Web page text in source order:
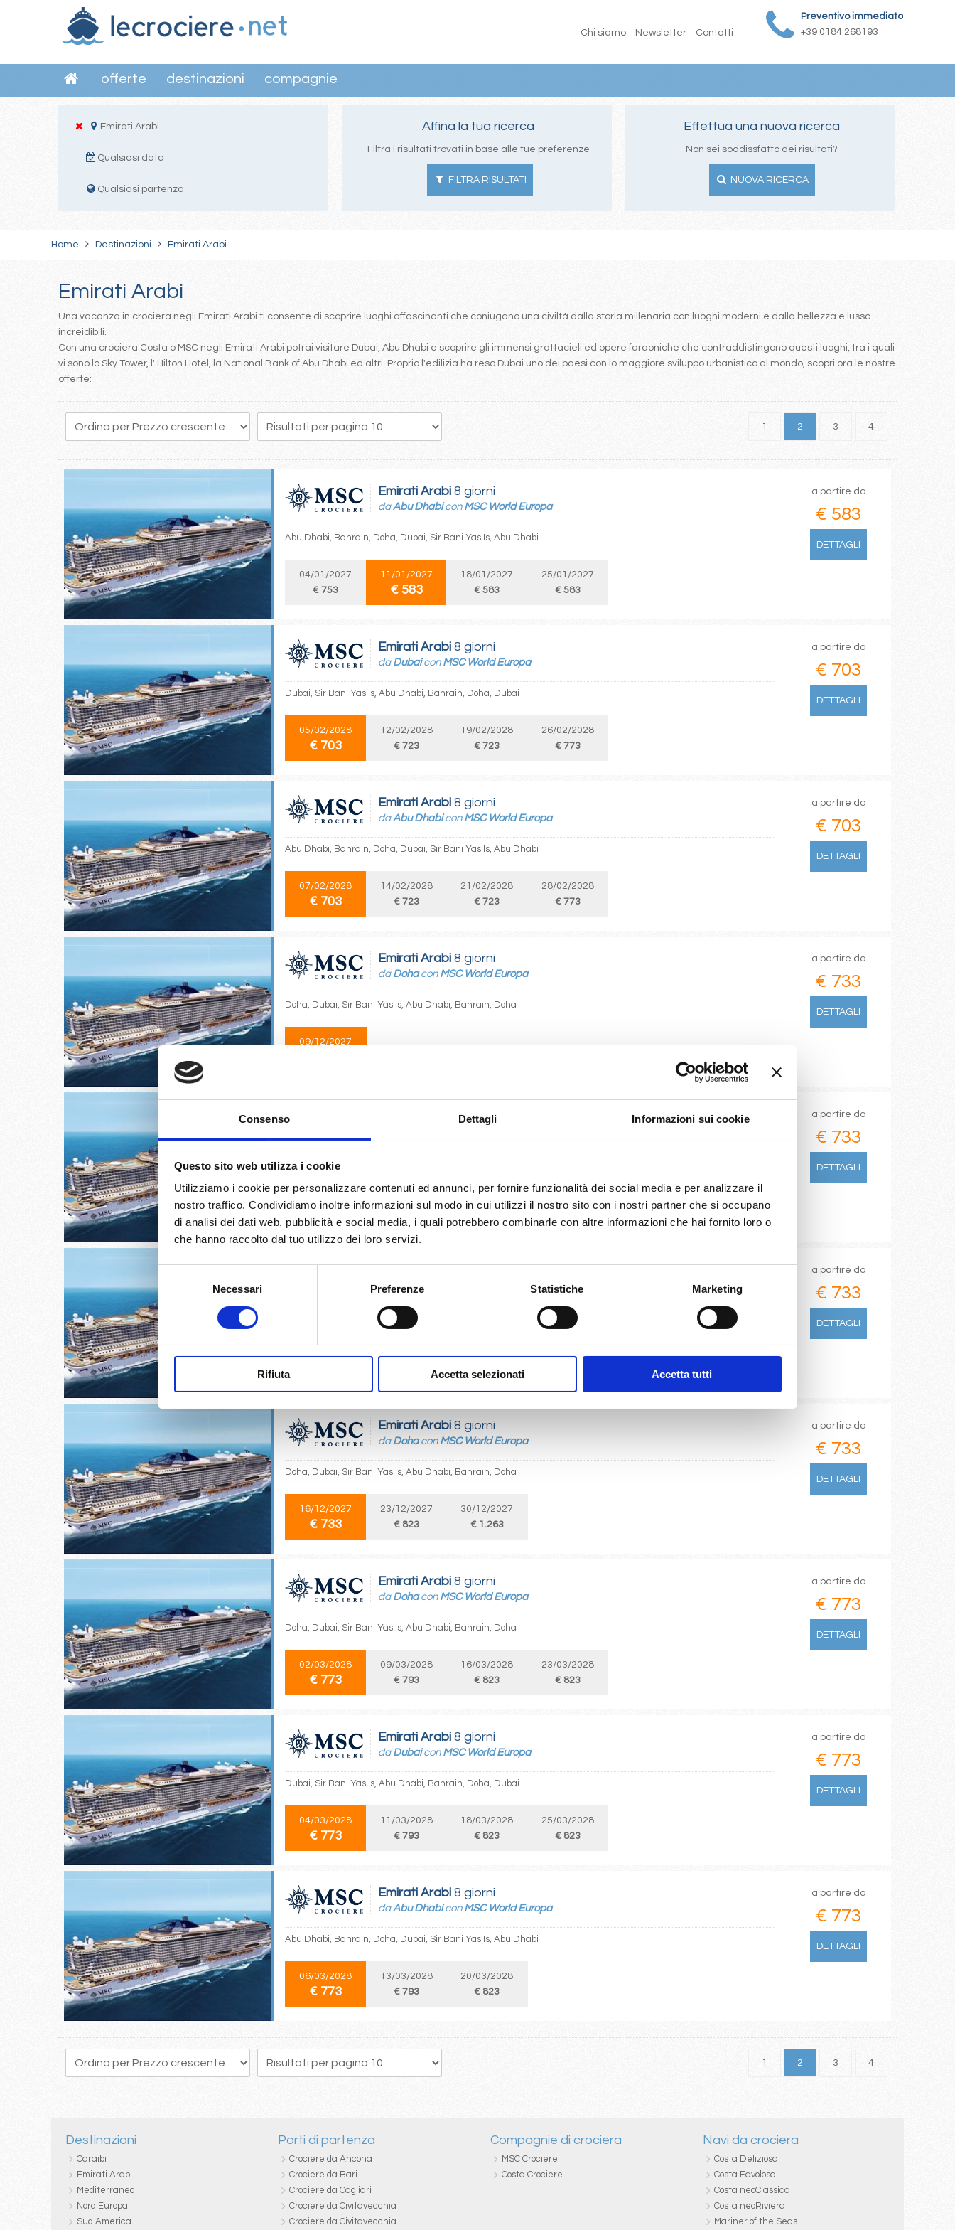
Consenso Dettagli Informazioni sui cookie
Questo sito web utilizza i cookie
Utilizziamo i cookie per personalizzare contenuti ed annunci, per fornire funzionalità dei social media e per analizzare il
nostro traffico. Condividiamo inoltre informazioni sul modo in cui utilizzi il nostro sito con i nostri partner che si occupano
di analisi dei dati web, pubblicità e social media, i quali potrebbero combinarle con altre informazioni che hai fornito loro o
che hanno raccolto dal tuo utilizzo dei loro servizi.
del
consenso
Necessari Preferenze Statistiche Marketing
Rifiuta Accetta selezionati Accetta tutti
Preventivo immediato
+39 0184 268193
Chi siamo Newsletter Contatti
offerte destinazioni compagnie
Emirati Arabi
Qualsiasi data
Qualsiasi partenza
Affina la tua ricerca
Filtra i risultati trovati in base alle tue preferenze
FILTRA RISULTATI
Effettua una nuova ricerca
Non sei soddissfatto dei risultati?
NUOVA RICERCA
Home Destinazioni Emirati Arabi
Emirati Arabi
Una vacanza in crociera negli Emirati Arabi ti consente di scoprire luoghi affascinanti che coniugano una civiltà dalla storia millenaria con luoghi moderni e dalla bellezza e lusso
increidibili.
Con una crociera Costa o MSC negli Emirati Arabi potrai visitare Dubai, Abu Dhabi e scoprire gli immensi grattacieli ed opere faraoniche che contraddistingono questi luoghi, tra i quali
vi sono lo Sky Tower, l' Hilton Hotel, la National Bank of Abu Dhabi ed altri. Proprio l'edilizia ha reso Dubai uno dei paesi con lo maggiore sviluppo urbanistico al mondo, scopri ora le nostre
offerte:
1 2 3 4
Emirati Arabi 8 giorni
daAbu Dhabicon MSC World Europa
Abu Dhabi, Bahrain, Doha, Dubai, Sir Bani Yas Is, Abu Dhabi
04/01/2027
€ 753
11/01/2027
€ 583
18/01/2027
€ 583
25/01/2027
€ 583
a partire da
€ 583
DETTAGLI
Emirati Arabi 8 giorni
da Dubaicon MSC World Europa
Dubai, Sir Bani Yas Is, Abu Dhabi, Bahrain, Doha, Dubai
05/02/2028
€ 703
12/02/2028
€ 723
19/02/2028
€ 723
26/02/2028
€ 773
a partire da
€ 703
DETTAGLI
Emirati Arabi 8 giorni
daAbu Dhabicon MSC World Europa
Abu Dhabi, Bahrain, Doha, Dubai, Sir Bani Yas Is, Abu Dhabi
07/02/2028
€ 703
14/02/2028
€ 723
21/02/2028
€ 723
28/02/2028
€ 773
a partire da
€ 703
DETTAGLI
Emirati Arabi 8 giorni
da Dohacon MSC World Europa
Doha, Dubai, Sir Bani Yas Is, Abu Dhabi, Bahrain, Doha
09/12/2027
a partire da
€ 733
DETTAGLI
8 giorni
Dubai, Sir Bani Yas Is, Abu Dhabi, Bahrain, Doha, Dubai
€ 733
a partire da
€ 733
DETTAGLI
Emirati Arabi8 giorni
daAbu Dhabi MSC World Europa
Abu Dhabi, Bahrain, Doha, Dubai, Sir Bani Yas Is, Abu Dhabi
€ 1.263
a partire da
€ 733
DETTAGLI
Emirati Arabi 8 giorni
da Dohacon MSC World Europa
Doha, Dubai, Sir Bani Yas Is, Abu Dhabi, Bahrain, Doha
16/12/2027
€ 733
23/12/2027
€ 823
30/12/2027
€ 1.263
a partire da
€ 733
DETTAGLI
Emirati Arabi 8 giorni
da Dohacon MSC World Europa
Doha, Dubai, Sir Bani Yas Is, Abu Dhabi, Bahrain, Doha
02/03/2028
€ 773
09/03/2028
€ 793
16/03/2028
€ 823
23/03/2028
€ 823
a partire da
€ 773
DETTAGLI
Emirati Arabi 8 giorni
da Dubaicon MSC World Europa
Dubai, Sir Bani Yas Is, Abu Dhabi, Bahrain, Doha, Dubai
04/03/2028
€ 773
11/03/2028
€ 793
18/03/2028
€ 823
25/03/2028
€ 823
a partire da
€ 773
DETTAGLI
Emirati Arabi 8 giorni
daAbu Dhabicon MSC World Europa
Abu Dhabi, Bahrain, Doha, Dubai, Sir Bani Yas Is, Abu Dhabi
06/03/2028
€ 773
13/03/2028
€ 793
20/03/2028
€ 823
a partire da
€ 773
DETTAGLI
1 2 3 4
Destinazioni
Caraibi
Emirati Arabi
Mediterraneo
Nord Europa
Sud America
Porti di partenza
Crociere da Ancona
Crociere da Bari
Crociere da Cagliari
Crociere da Civitavecchia
Crociere da Civitavecchia
Compagnie di crociera
MSC Crociere
Costa Crociere
Navi da crociera
Costa Deliziosa
Costa Favolosa
Costa neoClassica
Costa neoRiviera
Mariner of the Seas